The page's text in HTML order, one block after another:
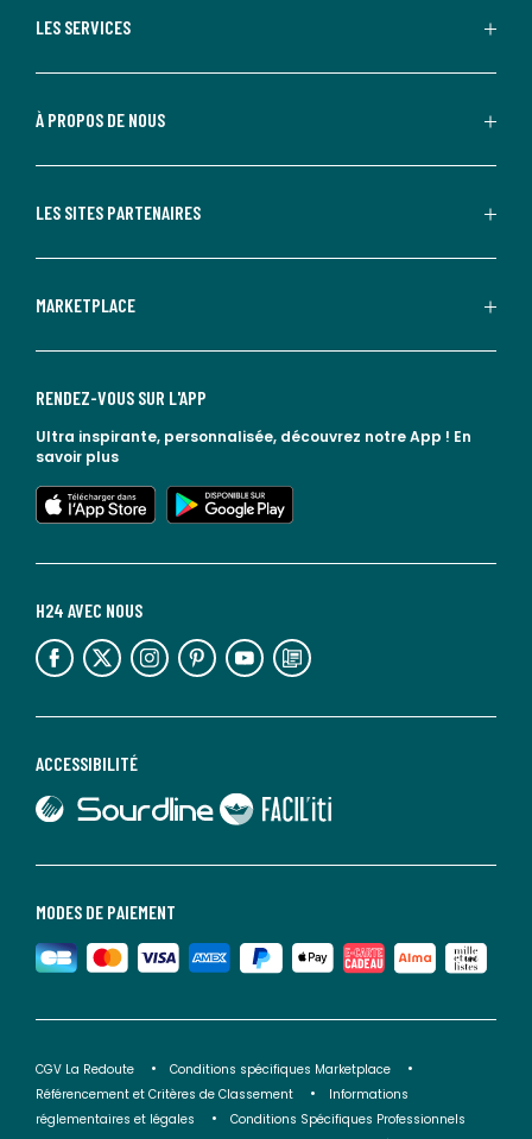
LES SERVICES
À PROPOS DE NOUS
LES SITES PARTENAIRES
MARKETPLACE
MODES DE PAIEMENT
ACCESSIBILITÉ
lien vers Sourdline
lien vers Faciliti
H24 AVEC NOUS
lien vers l'espace réseaux sociaux lien vers l'espace réseaux sociaux lien vers l'espace réseaux sociaux lien vers l'espace réseaux sociaux lien vers l'espace réseaux sociaux lien vers le blog la redoute
RENDEZ-VOUS SUR L'APP
Ultra inspirante, personnalisée, découvrez notre App ! En
savoir plus
lien vers l'app store
lien vers google play
CGV La Redoute
Conditions spécifiques Marketplace
Référencement et Critères de Classement
Informations
réglementaires et légales
Conditions Spécifiques Professionnels